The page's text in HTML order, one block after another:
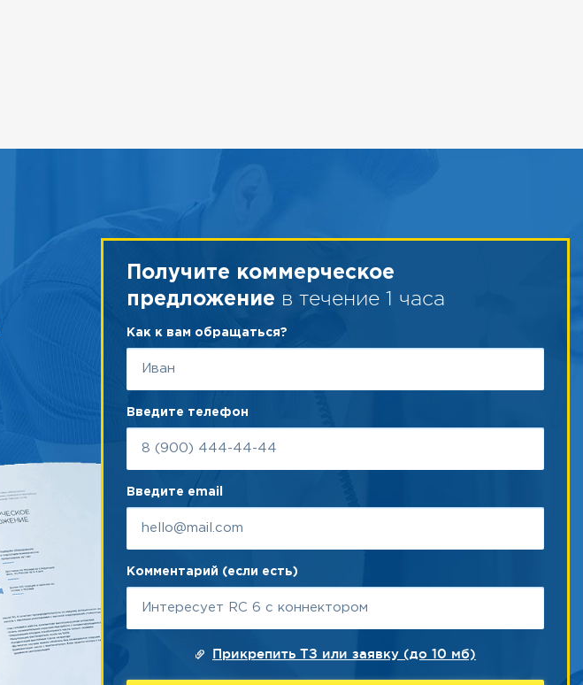
Получите коммерческое
предложение в течение 1 часа
Как к вам обращаться?
Введите телефон
Введите email
Комментарий (если есть)
Прикрепить ТЗ или заявку (до 10 мб)